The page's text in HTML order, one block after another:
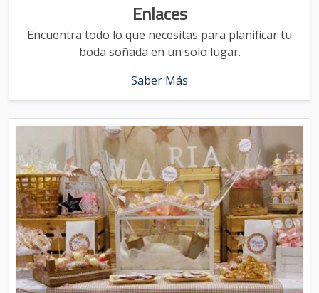
Enlaces
Encuentra todo lo que necesitas para planificar tu
boda soñada en un solo lugar.
Saber Más